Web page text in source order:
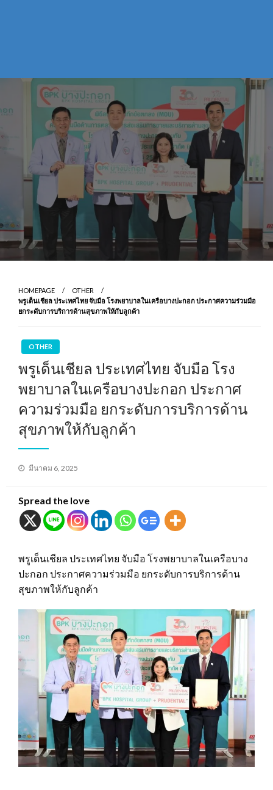
HOMEPAGE
OTHER
พรูเด็นเชียล ประเทศไทย จับมือ โรงพยาบาลในเครือบางปะกอก ประกาศความร่วมมือ
ยกระดับการบริการด้านสุขภาพให้กับลูกค้า
OTHER
พรูเด็นเชียล ประเทศไทย จับมือ โรง
พยาบาลในเครือบางปะกอก ประกาศ
ความร่วมมือ ยกระดับการบริการด้าน
สุขภาพให้กับลูกค้า
Posted
มีนาคม 6, 2025
Spread the love
พรูเด็นเชียล ประเทศไทย จับมือ โรงพยาบาลในเครือบาง
ปะกอก ประกาศความร่วมมือ ยกระดับการบริการด้าน
สุขภาพให้กับลูกค้า